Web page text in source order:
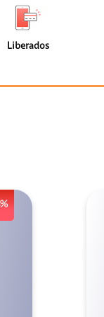
faceta
Liberados